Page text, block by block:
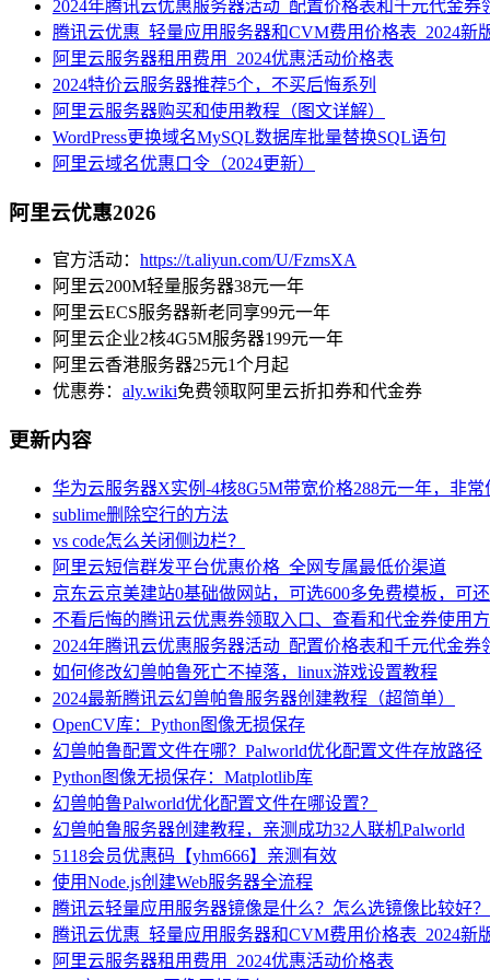
2024年腾讯云优惠服务器活动_配置价格表和千元代金券
腾讯云优惠_轻量应用服务器和CVM费用价格表_2024新
阿里云服务器租用费用_2024优惠活动价格表
2024特价云服务器推荐5个，不买后悔系列
阿里云服务器购买和使用教程（图文详解）
WordPress更换域名MySQL数据库批量替换SQL语句
阿里云域名优惠口令（2024更新）
阿里云优惠2026
官方活动： https://t.aliyun.com/U/FzmsXA
阿里云200M轻量服务器38元一年
阿里云ECS服务器新老同享99元一年
阿里云企业2核4G5M服务器199元一年
阿里云香港服务器25元1个月起
优惠券： aly.wiki免费领取阿里云折扣券和代金券
更新内容
华为云服务器X实例-4核8G5M带宽价格288元一年，非常
sublime删除空行的方法
vs code怎么关闭侧边栏？
阿里云短信群发平台优惠价格_全网专属最低价渠道
京东云京美建站0基础做网站，可选600多免费模板，可还
不看后悔的腾讯云优惠券领取入口、查看和代金券使用
2024年腾讯云优惠服务器活动_配置价格表和千元代金券
如何修改幻兽帕鲁死亡不掉落，linux游戏设置教程
2024最新腾讯云幻兽帕鲁服务器创建教程（超简单）
OpenCV库：Python图像无损保存
幻兽帕鲁配置文件在哪？Palworld优化配置文件存放路径
Python图像无损保存：Matplotlib库
幻兽帕鲁Palworld优化配置文件在哪设置？
幻兽帕鲁服务器创建教程，亲测成功32人联机Palworld
5118会员优惠码【yhm666】亲测有效
使用Node.js创建Web服务器全流程
腾讯云轻量应用服务器镜像是什么？怎么选镜像比较好？
腾讯云优惠_轻量应用服务器和CVM费用价格表_2024新
阿里云服务器租用费用_2024优惠活动价格表